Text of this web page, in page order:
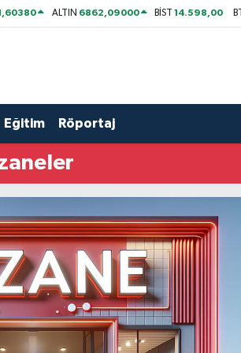
ALTIN 6862,09000 BİST14.598,00
Eğitim Röportaj